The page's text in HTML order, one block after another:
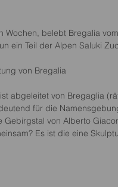
Wochen, belebt Bregalia
ein Teil der Alpen Saluki
von Bregalia
abgeleitet von Bregaglia
für die
Gebirgstal von Alberto
Es ist die eine